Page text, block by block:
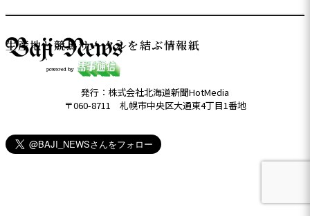
生産地と競馬サークルを結ぶ情報紙
発行：株式会社北海道新聞HotMedia
〒060-8711 札幌市中央区大通東4丁目1番地